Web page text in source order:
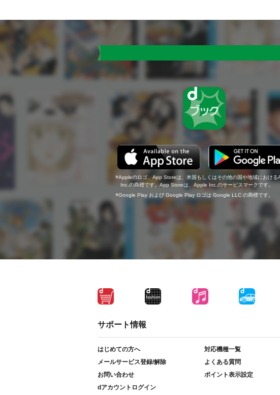
Appleのロゴ、App Storeは、米国もしくはその他の国や地域における
Inc.の商標です。App Storeは、Apple Inc.のサービスマークです。
Google Play および Google Play ロゴは Google LLC の商標です。
サポート情報
はじめての方へ
対応機種一覧
メールサービス登録/解除
よくある質問
お問い合わせ
ポイント表示設定
dアカウントログイン